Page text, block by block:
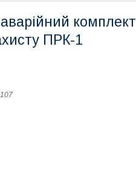
комплект
ПРК-1